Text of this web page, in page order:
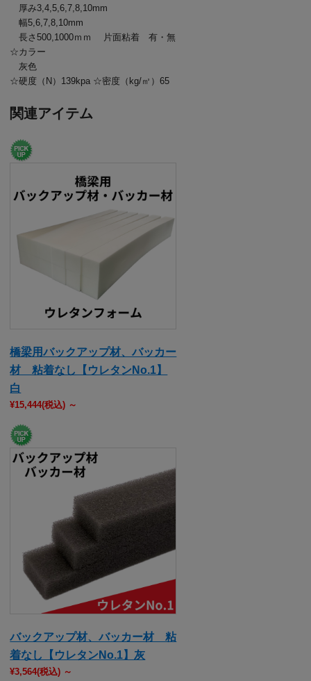
厚み3,4,5,6,7,8,10mm
幅5,6,7,8,10mm
長さ500,1000ｍｍ 片面粘着 有・無
☆カラー
灰色
☆硬度（N）139kpa ☆密度（kg/㎥）65
関連アイテム
橋梁用バックアップ材、バッカー
材 粘着なし【ウレタンNo.1】
白
¥15,444(税込) ～
バックアップ材、バッカー材 粘
着なし【ウレタンNo.1】灰
¥3,564(税込) ～